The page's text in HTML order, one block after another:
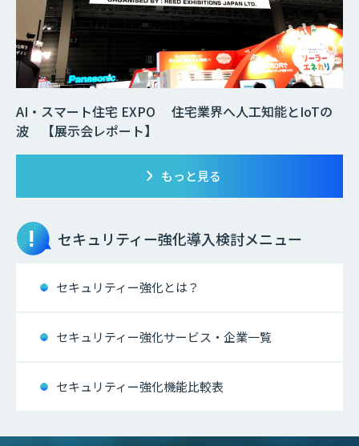
AI・スマート住宅 EXPO 住宅業界へ人工知能とIoTの
波 【展示会レポート】
もっと見る
セキュリティー強化導入検討メニュー
セキュリティー強化とは？
セキュリティー強化サービス・企業一覧
セキュリティー強化機能比較表